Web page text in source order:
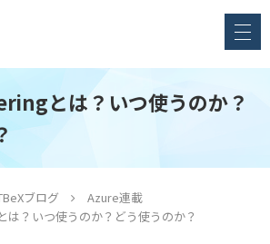
とは？いつ使うのか？
ブログ
Azure連載
？いつ使うのか？どう使うのか？